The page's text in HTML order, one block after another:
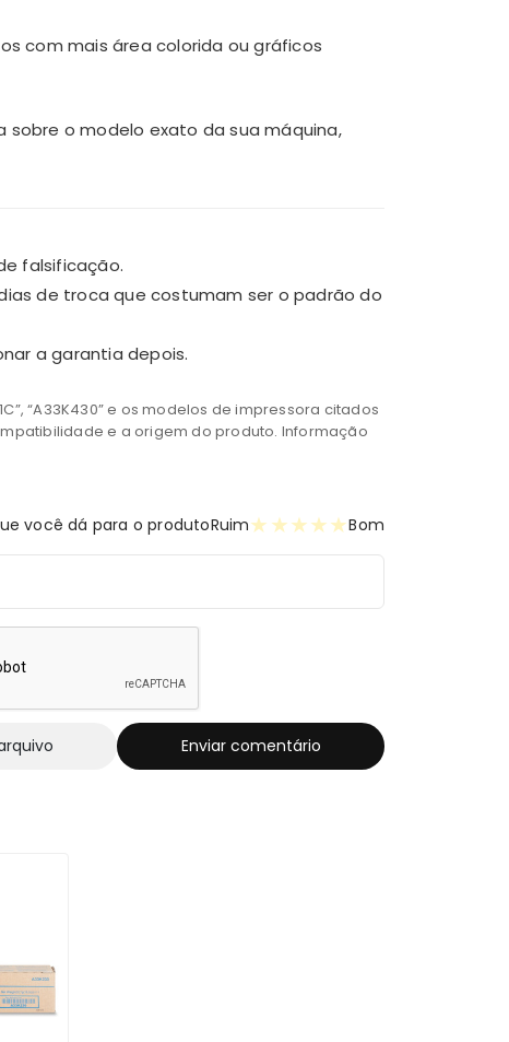
com mais área colorida ou gráficos
sobre o modelo exato da sua máquina,
falsificação.
de troca que costumam ser o padrão do
a garantia depois.
“A33K430” e os modelos de impressora citados
e a origem do produto. Informação
você dá para o produtoRuim ★
★
★
★
★ Bom
Enviar comentário